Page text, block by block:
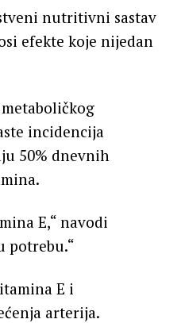
nutritivni sastav
efekte koje nijedan
incidencija
50% dnevnih
E,“ navodi
potrebu.“
E i
arterija.